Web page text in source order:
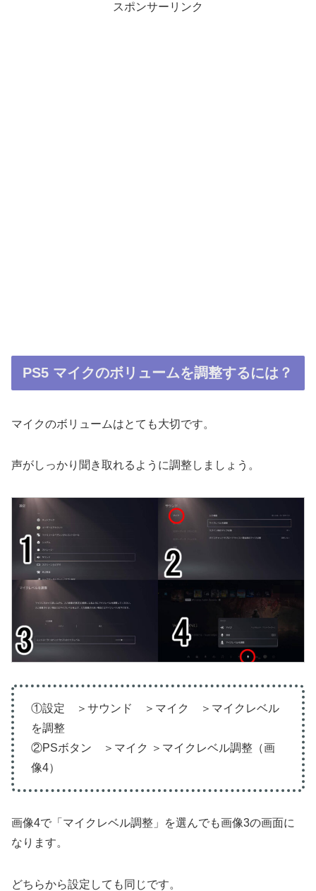
スポンサーリンク
PS5 マイクのボリュームを調整するには？
マイクのボリュームはとても大切です。
声がしっかり聞き取れるように調整しましょう。
①設定 ＞サウンド ＞マイク ＞マイクレベル
を調整
②PSボタン ＞マイク ＞マイクレベル調整（画
像4）
画像4で「マイクレベル調整」を選んでも画像3の画面に
なります。
どちらから設定しても同じです。